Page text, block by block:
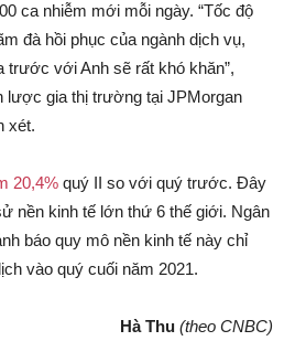
ca nhiễm mới mỗi ngày. “Tốc độ
đà hồi phục của ngành dịch vụ,
với Anh sẽ rất khó khăn”,
lược gia thị trường tại JPMorgan
xét.
20,4% quý II so với quý trước. Đây
nền kinh tế lớn thứ 6 thế giới. Ngân
báo quy mô nền kinh tế này chỉ
vào quý cuối năm 2021.
Hà Thu (theo CNBC)